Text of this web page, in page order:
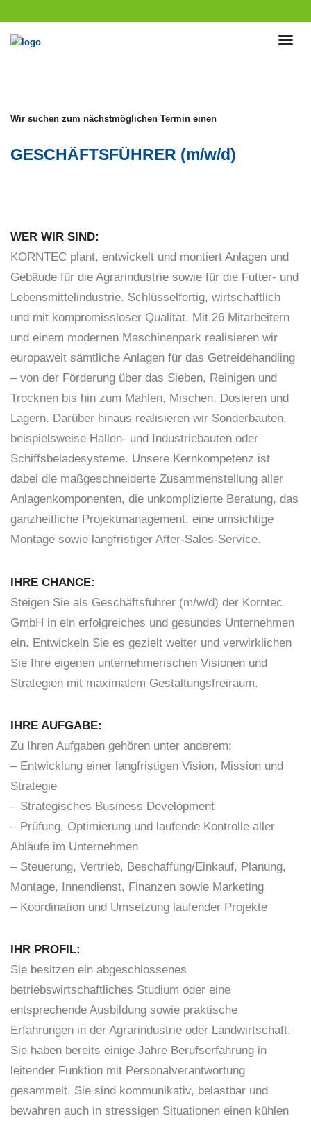
Wir suchen zum nächstmöglichen Termin einen
GESCHÄFTSFÜHRER (m/w/d)
WER WIR SIND:
KORNTEC plant, entwickelt und montiert Anlagen und
Gebäude für die Agrarindustrie sowie für die Futter- und
Lebensmittelindustrie. Schlüsselfertig, wirtschaftlich
und mit kompromissloser Qualität. Mit 26 Mitarbeitern
und einem modernen Maschinenpark realisieren wir
europaweit sämtliche Anlagen für das Getreidehandling
– von der Förderung über das Sieben, Reinigen und
Trocknen bis hin zum Mahlen, Mischen, Dosieren und
Lagern. Darüber hinaus realisieren wir Sonderbauten,
beispielsweise Hallen- und Industriebauten oder
Schiffsbeladesysteme. Unsere Kernkompetenz ist
dabei die maßgeschneiderte Zusammenstellung aller
Anlagenkomponenten, die unkomplizierte Beratung, das
ganzheitliche Projektmanagement, eine umsichtige
Montage sowie langfristiger After-Sales-Service.
IHRE CHANCE:
Steigen Sie als Geschäftsführer (m/w/d) der Korntec
GmbH in ein erfolgreiches und gesundes Unternehmen
ein. Entwickeln Sie es gezielt weiter und verwirklichen
Sie Ihre eigenen unternehmerischen Visionen und
Strategien mit maximalem Gestaltungsfreiraum.
IHRE AUFGABE:
Zu Ihren Aufgaben gehören unter anderem:
– Entwicklung einer langfristigen Vision, Mission und
Strategie
– Strategisches Business Development
– Prüfung, Optimierung und laufende Kontrolle aller
Abläufe im Unternehmen
– Steuerung, Vertrieb, Beschaffung/Einkauf, Planung,
Montage, Innendienst, Finanzen sowie Marketing
– Koordination und Umsetzung laufender Projekte
IHR PROFIL:
Sie besitzen ein abgeschlossenes
betriebswirtschaftliches Studium oder eine
entsprechende Ausbildung sowie praktische
Erfahrungen in der Agrarindustrie oder Landwirtschaft.
Sie haben bereits einige Jahre Berufserfahrung in
leitender Funktion mit Personalverantwortung
gesammelt. Sie sind kommunikativ, belastbar und
bewahren auch in stressigen Situationen einen kühlen